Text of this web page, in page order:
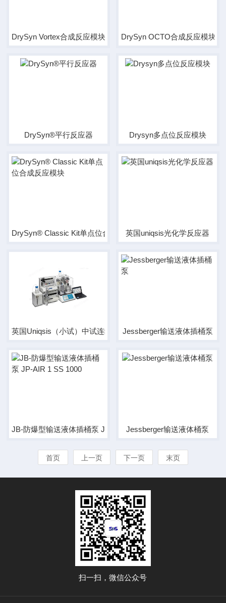
DrySyn Vortex合成反应模块 DrySyn OCTO合成反应模块
DrySyn®平行反应器 Drysyn多点位反应模块
DrySyn® Classic Kit单点位合成反应模块英国uniqsis光化学反应器
英国Uniqsis（小试）中试连续流设备Jessberger输送液体插桶泵
JB-防爆型输送液体插桶泵 JP-AIR 1 SS 1000Jessberger输送液体桶泵
首页 上一页 下一页 末页
扫一扫，微信公众号